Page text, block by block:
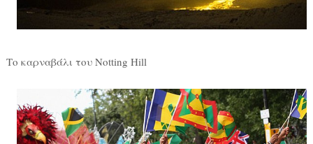
Το καρναβάλι του Notting Hill